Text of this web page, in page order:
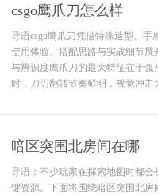
csgo鹰爪刀怎么样
导语csgo鹰爪刀凭借特殊造型、
使用体验、搭配思路与实战细节
与辨识度鹰爪刀的最大特征在于
时，刀刃翻转节奏鲜明，视觉冲
暗区突围北房间在哪
导语：不少玩家在探索地图时都
键资源。下面将围绕暗区突围北